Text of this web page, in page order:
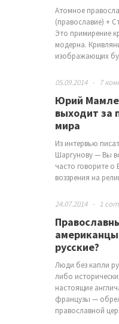
Атомное
(православие) +
Это примирение
модерна.
изображающих
05.09.2014 - 7
Юрий
выходит за
мира
Из интервью
Шаргунову — Вы
часто говорите о
воззрения на
24.07.2014 - 1
русские?
Люди без капли
либо
настоящие
французы —
православной